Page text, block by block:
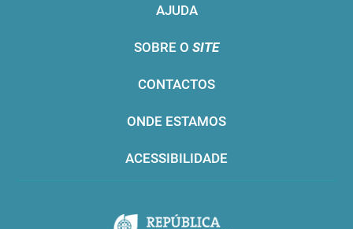
AJUDA
SOBRE O SITE
CONTACTOS
ONDE ESTAMOS
ACESSIBILIDADE